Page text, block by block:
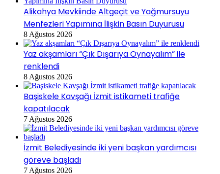
Alikahya Mevkiinde Altgeçit ve Yağmursuyu
Menfezleri Yapımına İlişkin Basın Duyurusu
8 Ağustos 2026
Yaz akşamları “Çık Dışarıya Oynayalım” ile
renklendi
8 Ağustos 2026
Başiskele Kavşağı İzmit istikameti trafiğe
kapatılacak
7 Ağustos 2026
İzmit Belediyesinde iki yeni başkan yardımcısı
göreve başladı
7 Ağustos 2026